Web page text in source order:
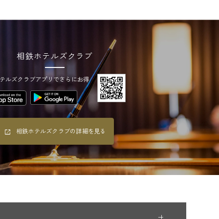
相鉄ホテルズクラブ
ルズクラブアプリでさらにお得
相鉄ホテルズクラブの詳細を見る